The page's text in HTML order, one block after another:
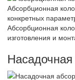
Абсорбционная
конкретных
Абсорбционная
изготовления и